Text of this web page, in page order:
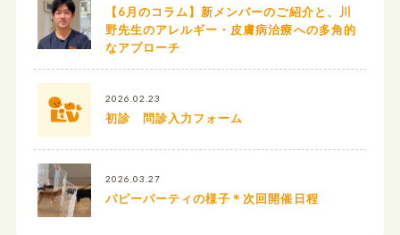
【6月のコラム】新メンバーのご紹介と、川
野先生のアレルギー・皮膚病治療への多角的
なアプローチ
2026.02.23
初診 問診入力フォーム
2026.03.27
パピーパーティの様子＊次回開催日程